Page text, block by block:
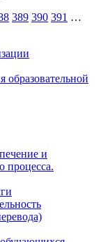
389 390 391 …
образовательной
и
процесса.